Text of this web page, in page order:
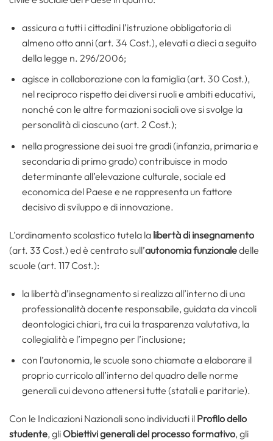
assicura a tutti i cittadini l’istruzione obbligatoria di
almeno otto anni (art. 34 Cost.), elevati a dieci a seguito
della legge n. 296/2006;
agisce in collaborazione con la famiglia (art. 30 Cost.),
nel reciproco rispetto dei diversi ruoli e ambiti educativi,
nonché con le altre formazioni sociali ove si svolge la
personalità di ciascuno (art. 2 Cost.);
nella progressione dei suoi tre gradi (infanzia, primaria e
secondaria di primo grado) contribuisce in modo
determinante all’elevazione culturale, sociale ed
economica del Paese e ne rappresenta un fattore
decisivo di sviluppo e di innovazione.
L’ordinamento scolastico tutela la libertà di insegnamento
(art. 33 Cost.) ed è centrato sull’autonomia funzionaledelle
scuole (art. 117 Cost.):
la libertà d’insegnamento si realizza all’interno di una
professionalità docente responsabile, guidata da vincoli
deontologici chiari, tra cui la trasparenza valutativa, la
collegialità e l’impegno per l’inclusione;
con l’autonomia, le scuole sono chiamate a elaborare il
proprio curricolo all’interno del quadro delle norme
generali cui devono attenersi tutte (statali e paritarie).
Con le Indicazioni Nazionali sono individuati il Profilo dello
studente, gliObiettivi generali del processo formativo, gli